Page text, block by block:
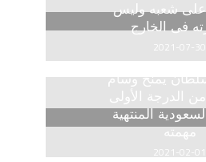
على شعبه وليس
فى الخارج
2021-07-30
يمنح وسام
من الدرجة الأولى
المنتهية
مهمته
2021-02-01